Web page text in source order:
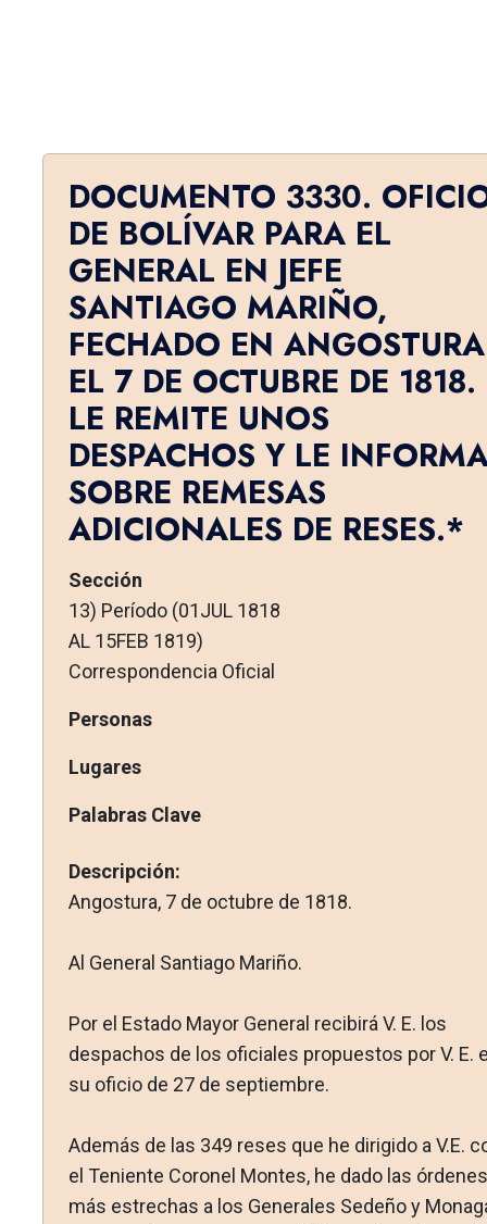
DOCUMENTO 3330.
DE BOLÍVAR PARA EL
GENERAL EN JEFE
SANTIAGO MARIÑO,
FECHADO EN ANGOSTURA
EL 7 DE OCTUBRE DE 1818.
LE REMITE UNOS
DESPACHOS Y LE
SOBRE REMESAS
ADICIONALES DE RESES.*
Sección
13) Período (01JUL 1818
AL 15FEB 1819)
Correspondencia Oficial
Personas
Lugares
Palabras Clave
Descripción:
Angostura, 7 de octubre de 1818.
Al General Santiago Mariño.
Por el Estado Mayor General recibirá V. E. los
despachos de los oficiales propuestos por V. E.
su oficio de 27 de sep­tiembre.
Además de las 349 reses que he dirigido a V.E.
el Te­niente Coronel Montes, he dado las órdenes
más estrechas a los Generales Sedeño y